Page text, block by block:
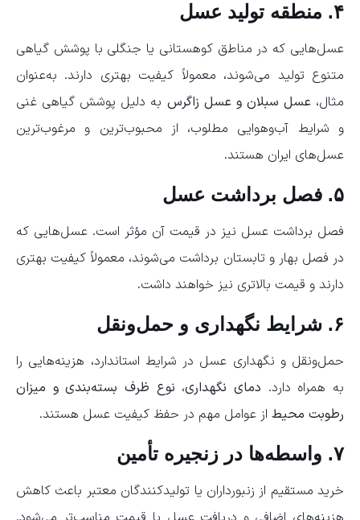
۴. منطقه تولید عسل
عسل‌هایی که در مناطق کوهستانی یا جنگلی با پوشش گیاهی
متنوع تولید می‌شوند، معمولاً کیفیت بهتری دارند. به‌عنوان
مثال،عسل سبلان و عسل زاگرس به دلیل پوشش گیاهی غنی
و شرایط آب‌وهوایی مطلوب، از محبوب‌ترین و مرغوب‌ترین
عسل‌های ایران هستند.
۵. فصل برداشت عسل
فصل برداشت عسل نیز در قیمت آن مؤثر است. عسل‌هایی که
در فصل بهار و تابستان برداشت می‌شوند، معمولاً کیفیت بهتری
دارند و قیمت بالاتری نیز خواهند داشت.
۶. شرایط نگهداری و حمل‌ونقل
حمل‌ونقل و نگهداری عسل در شرایط استاندارد، هزینه‌هایی را
به همراه دارد. دمای نگهداری، نوع ظرف بسته‌بندی و میزان
رطوبت محیط از عوامل مهم در حفظ کیفیت عسل هستند.
۷. واسطه‌ها در زنجیره تأمین
خرید مستقیم از زنبورداران یا تولیدکنندگان معتبر باعث کاهش